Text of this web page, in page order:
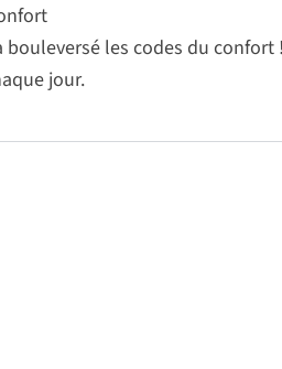
les codes du
jour.